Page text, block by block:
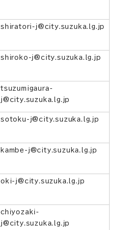
shiratori-j@city.suzuka.lg.jp
shiroko-j@city.suzuka.lg.jp
tsuzumigaura-
j@city.suzuka.lg.jp
sotoku-j@city.suzuka.lg.jp
kambe-j@city.suzuka.lg.jp
oki-j@city.suzuka.lg.jp
chiyozaki-
j@city.suzuka.lg.jp